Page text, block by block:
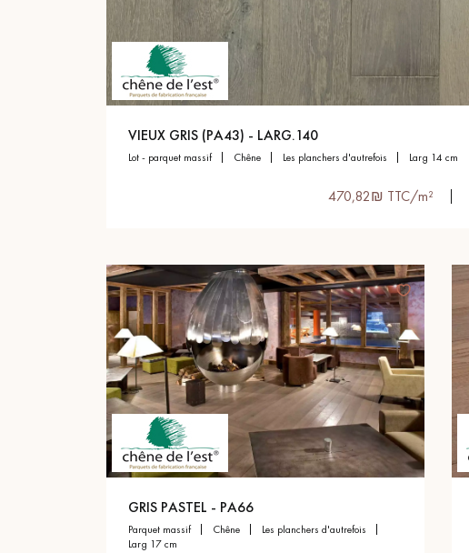
appelle
VIEUX GRIS (PA43) - LARG.140
lot - parquet massif chêne les planchers d'autrefois larg 14 cm
470,82₪ TTC/m²
GRIS PASTEL - PA66
parquet massif chêne
les planchers d'autrefois
larg 17 cm